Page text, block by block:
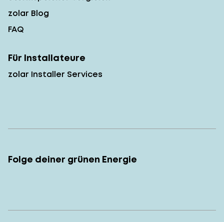
zolar Blog
FAQ
Für Installateure
zolar Installer Services
Folge deiner grünen Energie